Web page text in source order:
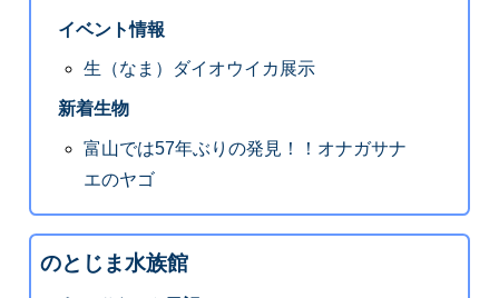
イベント情報
生（なま）ダイオウイカ展示
新着生物
富山では57年ぶりの発見！！オナガサナ
エのヤゴ
のとじま水族館